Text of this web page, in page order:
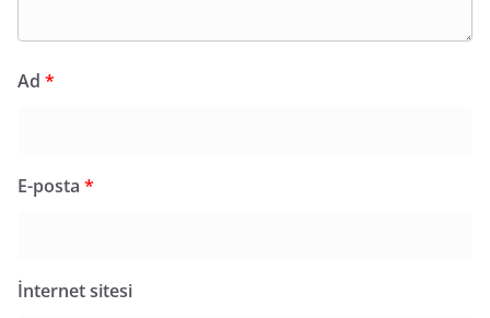
Ad *
E-posta *
İnternet sitesi